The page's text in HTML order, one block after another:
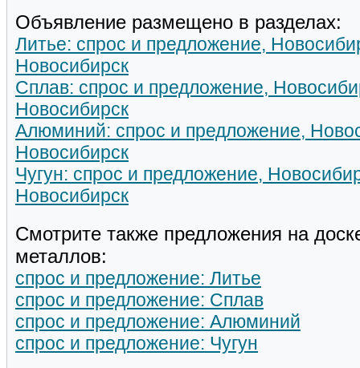
Объявление размещено в разделах:
Литье: спрос и предложение,
Новосибирск
Сплав: спрос и предложение,
Новосибирск
Алюминий: спрос и предложение,
Новосибирск
Чугун: спрос и предложение,
Новосибирск
Смотрите также предложения на
металлов:
спрос и предложение: Литье
спрос и предложение: Сплав
спрос и предложение: Алюминий
спрос и предложение: Чугун